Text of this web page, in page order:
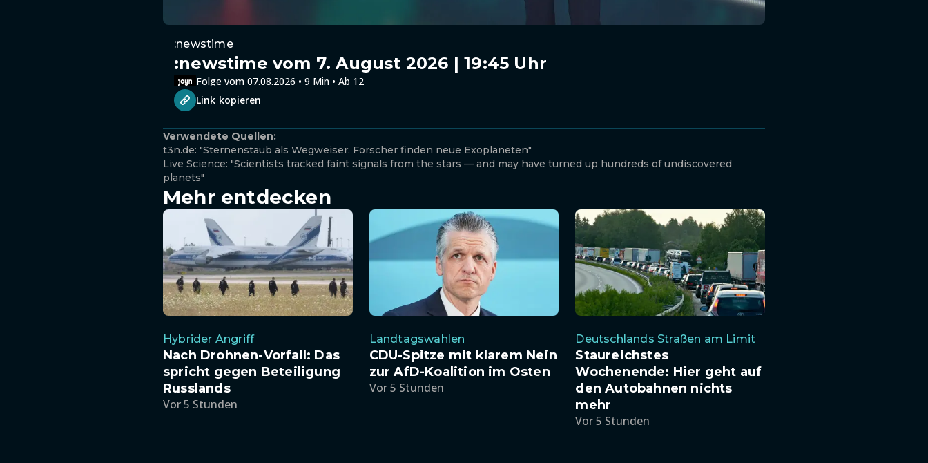
:newstime
:newstime vom 7. August 2026 | 19:45 Uhr
Folge vom 07.08.2026 • 9 Min • Ab 12
Link kopieren
Verwendete Quellen:
t3n.de: "Sternenstaub als Wegweiser: Forscher finden neue Exoplaneten"
Live Science: "Scientists tracked faint signals from the stars — and may have turned up hundreds of undiscovered
planets"
Mehr entdecken
Hybrider Angriff
Nach Drohnen-Vorfall: Das
spricht gegen Beteiligung
Russlands
Vor 5 Stunden
Landtagswahlen
CDU-Spitze mit klarem Nein
zur AfD-Koalition im Osten
Vor 5 Stunden
Deutschlands Straßen am Limit
Staureichstes
Wochenende: Hier geht auf
den Autobahnen nichts
mehr
Vor 5 Stunden